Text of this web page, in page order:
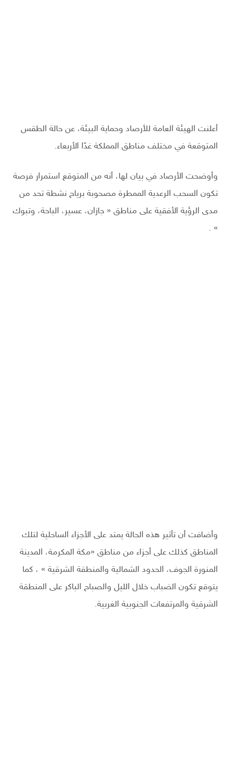
أعلنت الهيئة العامة للأرصاد وحماية البيئة، عن حالة الطقس
المتوقعة في مختلف مناطق المملكة غدًا الأربعاء.
وأوضحت الأرصاد في بيان لها، أنه من المتوقع استمرار فرصة
تكون السحب الرعدية الممطرة مصحوبة برياح نشطة تحد من
مدى الرؤية الأفقية على مناطق « جازان، عسير، الباحة، وتبوك
» .
وأضافت أن تأثير هذه الحالة يمتد على الأجزاء الساحلية لتلك
المناطق كذلك على أجزاء من مناطق «مكة المكرمة، المدينة
المنورة الجوف، الحدود الشمالية والمنطقة الشرقية » ، كما
يتوقع تكون الضباب خلال الليل والصباح الباكر على المنطقة
الشرقية والمرتفعات الجنوبية الغربية.